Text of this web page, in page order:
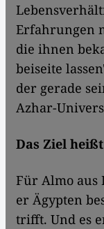
Erfahrungen
die ihnen
beiseite
der gerade
Azhar-
Das Ziel
Für Almo aus
er Ägypten
trifft. Und es